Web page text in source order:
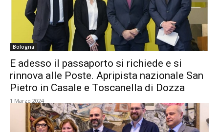
Bologna
E adesso il passaporto si richiede e si
rinnova alle Poste. Apripista nazionale San
Pietro in Casale e Toscanella di Dozza
1 Marzo 2024